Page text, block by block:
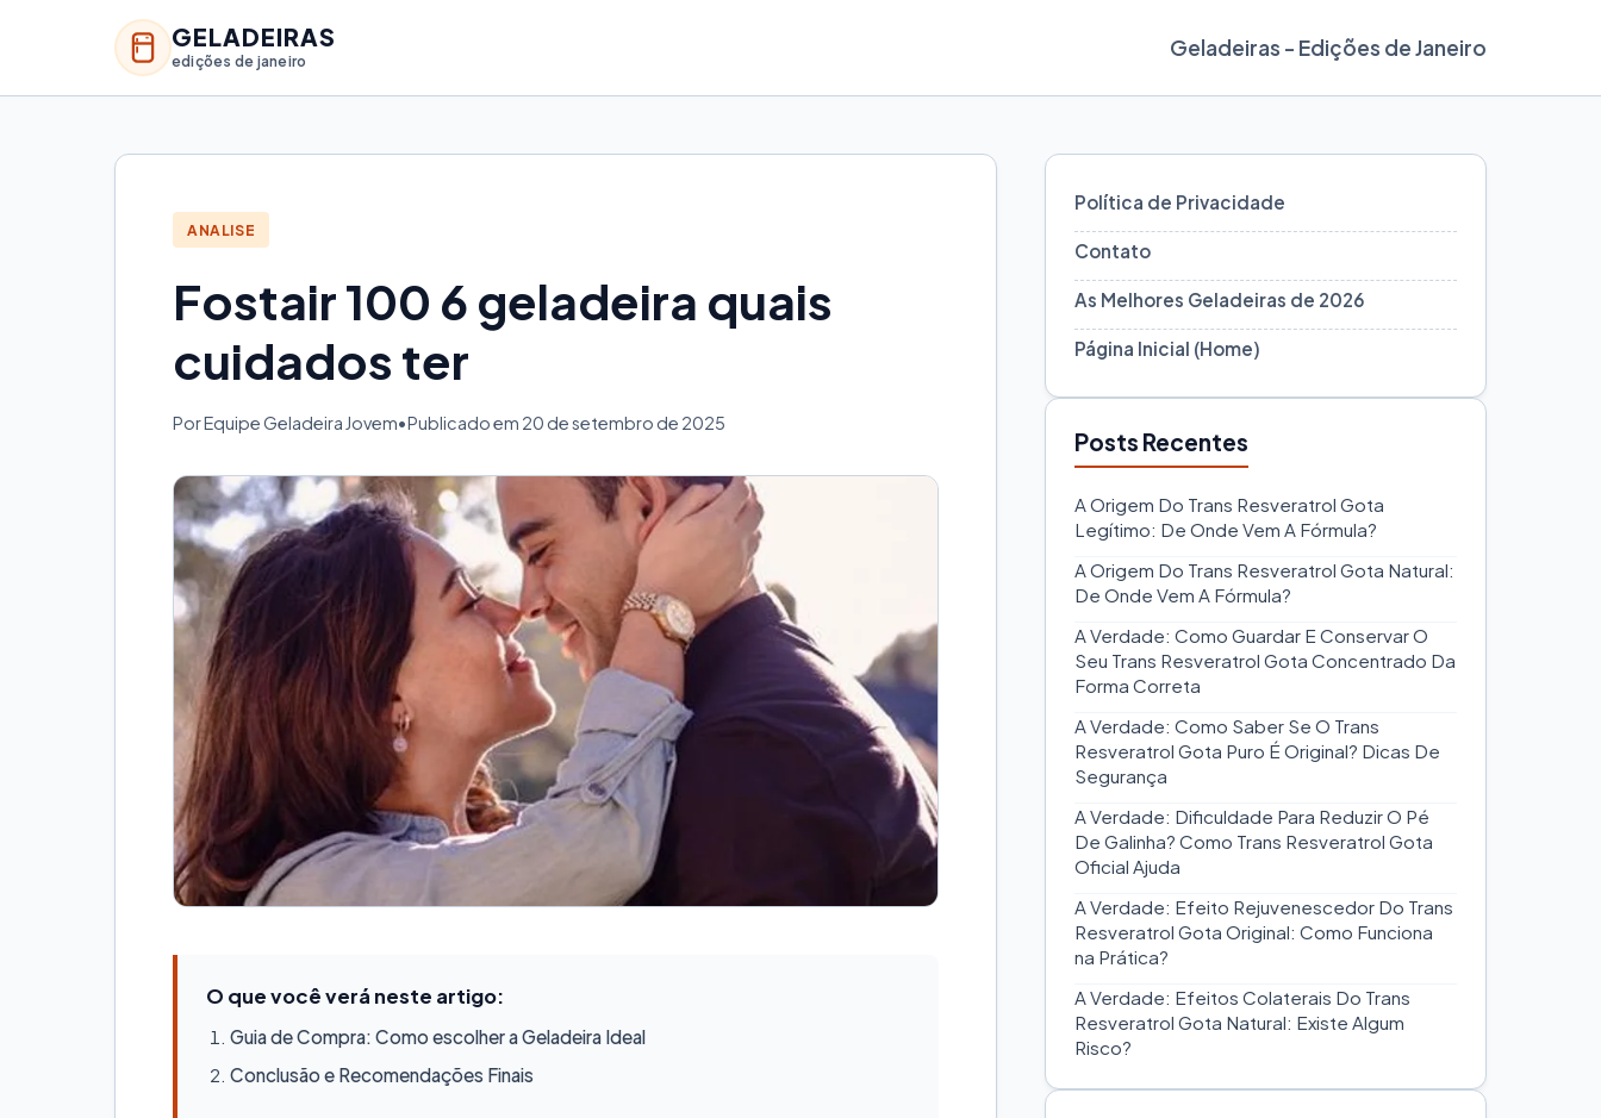
GELADEIRAS
edições de janeiro Geladeiras - Edições de Janeiro
ANALISE
Fostair 100 6 geladeira quais
cuidados ter
Por Equipe Geladeira Jovem•Publicado em 20 de setembro de 2025
O que você verá neste artigo:
Guia de Compra: Como escolher a Geladeira Ideal
Conclusão e Recomendações Finais
Política de Privacidade
Contato
As Melhores Geladeiras de 2026
Página Inicial (Home)
Posts Recentes
A Origem Do Trans Resveratrol Gota
Legítimo: De Onde Vem A Fórmula?
A Origem Do Trans Resveratrol Gota Natural:
De Onde Vem A Fórmula?
A Verdade: Como Guardar E Conservar O
Seu Trans Resveratrol Gota Concentrado Da
Forma Correta
A Verdade: Como Saber Se O Trans
Resveratrol Gota Puro É Original? Dicas De
Segurança
A Verdade: Dificuldade Para Reduzir O Pé
De Galinha? Como Trans Resveratrol Gota
Oficial Ajuda
A Verdade: Efeito Rejuvenescedor Do Trans
Resveratrol Gota Original: Como Funciona
na Prática?
A Verdade: Efeitos Colaterais Do Trans
Resveratrol Gota Natural: Existe Algum
Risco?